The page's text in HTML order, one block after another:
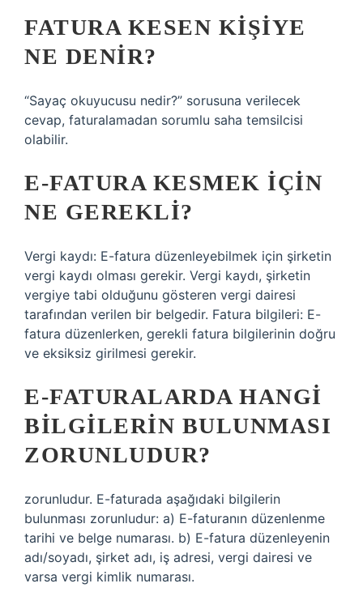
FATURA KESEN KIŞIYE
NE DENIR?
“Sayaç okuyucusu nedir?” sorusuna verilecek
cevap, faturalamadan sorumlu saha temsilcisi
olabilir.
E-FATURA KESMEK IÇIN
NE GEREKLI?
Vergi kaydı: E-fatura düzenleyebilmek için şirketin
vergi kaydı olması gerekir. Vergi kaydı, şirketin
vergiye tabi olduğunu gösteren vergi dairesi
tarafından verilen bir belgedir. Fatura bilgileri: E-
fatura düzenlerken, gerekli fatura bilgilerinin doğru
ve eksiksiz girilmesi gerekir.
E-FATURALARDA HANGI
BILGILERIN BULUNMASI
ZORUNLUDUR?
zorunludur. E-faturada aşağıdaki bilgilerin
bulunması zorunludur: a) E-faturanın düzenlenme
tarihi ve belge numarası. b) E-fatura düzenleyenin
adı/soyadı, şirket adı, iş adresi, vergi dairesi ve
varsa vergi kimlik numarası.